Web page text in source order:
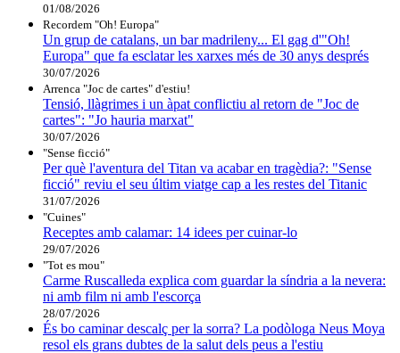
01/08/2026
Recordem "Oh! Europa"
Un grup de catalans, un bar madrileny... El gag d'"Oh!
Europa" que fa esclatar les xarxes més de 30 anys després
30/07/2026
Arrenca "Joc de cartes" d'estiu!
Tensió, llàgrimes i un àpat conflictiu al retorn de "Joc de
cartes": "Jo hauria marxat"
30/07/2026
"Sense ficció"
Per què l'aventura del Titan va acabar en tragèdia?: "Sense
ficció" reviu el seu últim viatge cap a les restes del Titanic
31/07/2026
"Cuines"
Receptes amb calamar: 14 idees per cuinar-lo
29/07/2026
"Tot es mou"
Carme Ruscalleda explica com guardar la síndria a la nevera:
ni amb film ni amb l'escorça
28/07/2026
És bo caminar descalç per la sorra? La podòloga Neus Moya
resol els grans dubtes de la salut dels peus a l'estiu